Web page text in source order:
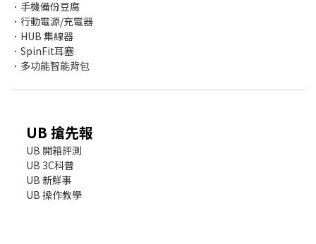
．手機備份豆腐
．行動電源/充電器
．HUB 集線器
．SpinFit耳塞
．多功能智能背包
UB 搶先報
UB 開箱評測
UB 3C科普
UB 新鮮事
UB 操作教學